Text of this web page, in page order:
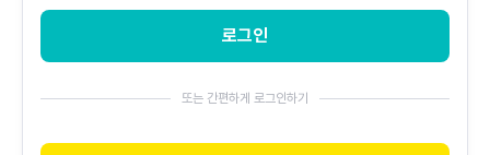
로그인
또는 간편하게 로그인하기